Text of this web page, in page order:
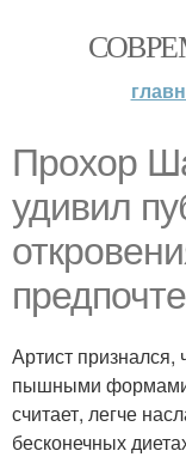
Прохор
удивил
Артист
пышными формами,
считает, легче
бесконечных